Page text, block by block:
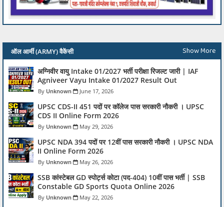
ऑल आर्मी (ARMY) वैकेंसी Show More
अग्निवीर वायु Intake 01/2027 भर्ती परीक्षा रिजल्ट जारी | IAF
Agniveer Vayu Intake 01/2027 Result Out
Unknown June 17, 2026
UPSC CDS-II 451 पदों पर कॉलेज पास सरकारी नौकरी । UPSC
CDS II Online Form 2026
Unknown May 29, 2026
UPSC NDA 394 पदों पर 12वीं पास सरकारी नौकरी । UPSC NDA
II Online Form 2026
Unknown May 26, 2026
SSB कांस्टेबल GD स्पोर्ट्स कोटा (पद-404) 10वीं पास भर्ती | SSB
Constable GD Sports Quota Online 2026
Unknown May 22, 2026